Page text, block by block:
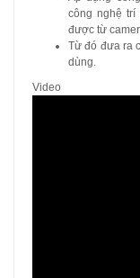
công nghệ
được từ
Từ đó đưa ra
dùng.